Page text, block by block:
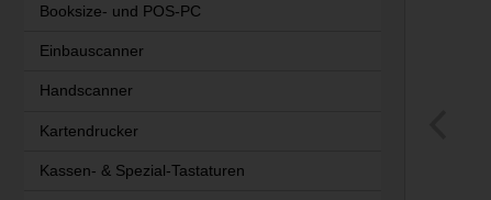
Booksize- und POS-PC
Einbauscanner
Handscanner
Kartendrucker
Kassen- & Spezial-Tastaturen